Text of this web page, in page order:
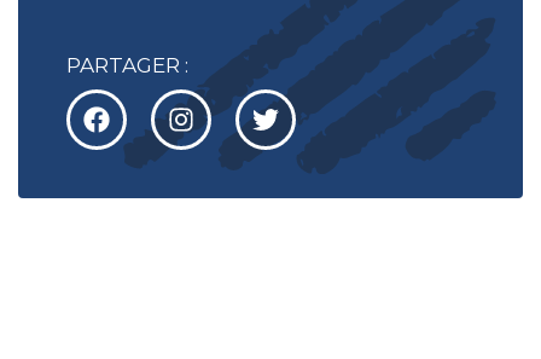
PARTAGER :